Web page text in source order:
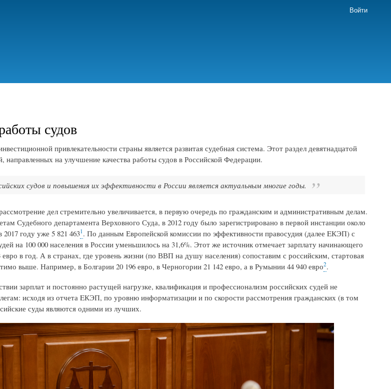
Войти
судов
привлекательности страны является развитая судебная система. Этот раздел девятнадцатой
направленных на улучшение качества работы судов в Российской Федерации.
судов и повышения их эффективности в России является актуальным многие годы.
дел стремительно увеличивается, в первую очередь по гражданским и административным делам.
Судебного департамента Верховного Суда, в 2012 году было зарегистрировано в первой инстанции около
2017 году уже 5 821 4631 . По данным Европейской комиссии по эффективности правосудия (далее EКЭП) с
на 100 000 населения в России уменьшилось на 31,6%. Этот же источник отмечает зарплату начинающего
в год. А в странах, где уровень жизни (по ВВП на душу населения) сопоставим с российским, стартовая
выше. Например, в Болгарии 20 196 евро, в Черногории 21 142 евро, а в Румынии 44 940 евро2.
зарплат и постоянно растущей нагрузке, квалификация и профессионализм российских судей не
исходя из отчета EКЭП, по уровню информатизации и по скорости рассмотрения гражданских (в том
суды являются одними из лучших.